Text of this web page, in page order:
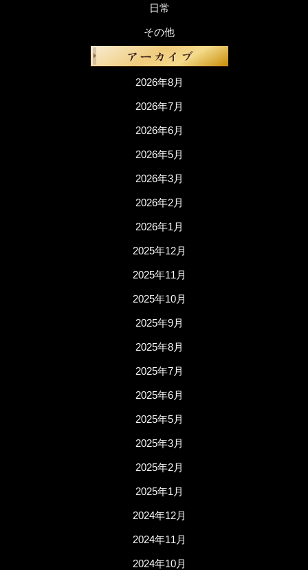
日常
その他
2026年8月
2026年7月
2026年6月
2026年5月
2026年3月
2026年2月
2026年1月
2025年12月
2025年11月
2025年10月
2025年9月
2025年8月
2025年7月
2025年6月
2025年5月
2025年3月
2025年2月
2025年1月
2024年12月
2024年11月
2024年10月